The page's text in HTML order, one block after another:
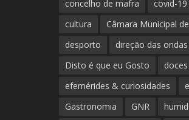
concelho de mafra
covid-19
cultura
Câmara Municipal
desporto
direção das ondas
Disto é que eu Gosto
doces
efemérides & curiosidades
Gastronomia
GNR